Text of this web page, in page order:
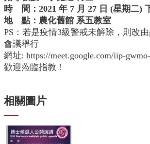
專
區
大
學
部
士
班
系
友
時 間：2021 年 7 月 27 日 (星期二)
地 點：農化舊館 系五教室
PS：若是疫情3級警戒未解除，則改由
會議舉行
網址: https://meet.google.com/iip-
歡迎蒞臨指教 !
相關圖片